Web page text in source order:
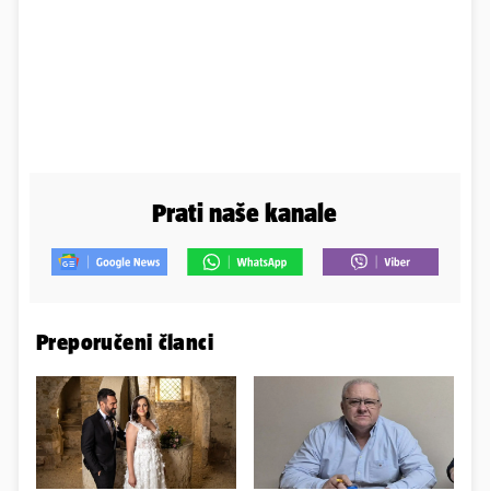
Prati naše kanale
Preporučeni članci